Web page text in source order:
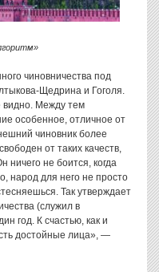
чиновничества под
Щедрина и Гоголя.
видно. Между тем
особенное, отличное от
чиновник более
от таких качеств,
ничего не боится, когда
народ для него не просто
Так утверждает
(служил в
год. К счастью, как и
достойные лица», —